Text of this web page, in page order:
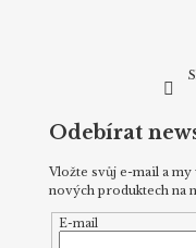
Odebírat
Vložte svůj e-mail a
nových produktech na
E-mail